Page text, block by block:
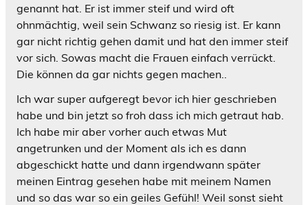
genannt hat. Er ist immer steif und wird oft
ohnmächtig, weil sein Schwanz so riesig ist. Er kann
gar nicht richtig gehen damit und hat den immer steif
vor sich. Sowas macht die Frauen einfach verrückt.
Die können da gar nichts gegen machen..
Ich war super aufgeregt bevor ich hier geschrieben
habe und bin jetzt so froh dass ich mich getraut hab.
Ich habe mir aber vorher auch etwas Mut
angetrunken und der Moment als ich es dann
abgeschickt hatte und dann irgendwann später
meinen Eintrag gesehen habe mit meinem Namen
und so das war so ein geiles Gefühl! Weil sonst sieht